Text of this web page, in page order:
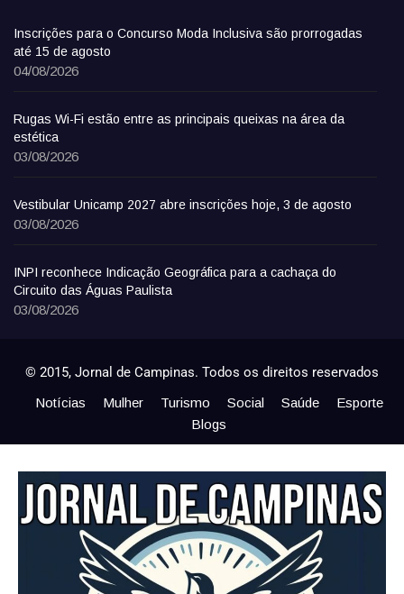
Inscrições para o Concurso Moda Inclusiva são prorrogadas
até 15 de agosto
04/08/2026
Rugas Wi-Fi estão entre as principais queixas na área da
estética
03/08/2026
Vestibular Unicamp 2027 abre inscrições hoje, 3 de agosto
03/08/2026
INPI reconhece Indicação Geográfica para a cachaça do
Circuito das Águas Paulista
03/08/2026
© 2015, Jornal de Campinas. Todos os direitos reservados
Notícias Mulher Turismo Social Saúde
Esporte
Blogs